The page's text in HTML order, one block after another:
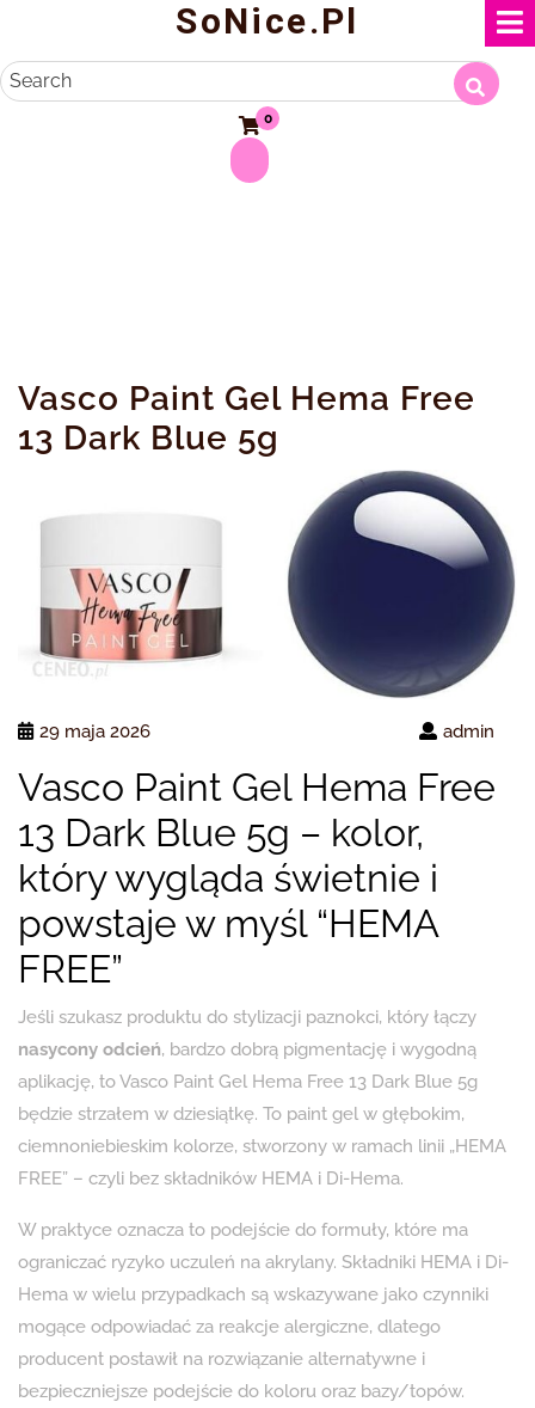
content
SoNice.pl
Search
0
Vasco Paint Gel Hema Free
13 Dark Blue 5g
29 maja 2026 admin
Vasco Paint Gel Hema Free
13 Dark Blue 5g – kolor,
który wygląda świetnie i
powstaje w myśl “HEMA
FREE”
Jeśli szukasz produktu do stylizacji paznokci, który łączy
nasycony odcień, bardzo dobrą pigmentację i wygodną
aplikację, to Vasco Paint Gel Hema Free 13 Dark Blue 5g
będzie strzałem w dziesiątkę. To paint gel w głębokim,
ciemnoniebieskim kolorze, stworzony w ramach linii „HEMA
FREE” – czyli bez składników HEMA i Di-Hema.
W praktyce oznacza to podejście do formuły, które ma
ograniczać ryzyko uczuleń na akrylany. Składniki HEMA i Di-
Hema w wielu przypadkach są wskazywane jako czynniki
mogące odpowiadać za reakcje alergiczne, dlatego
producent postawił na rozwiązanie alternatywne i
bezpieczniejsze podejście do koloru oraz bazy/topów.